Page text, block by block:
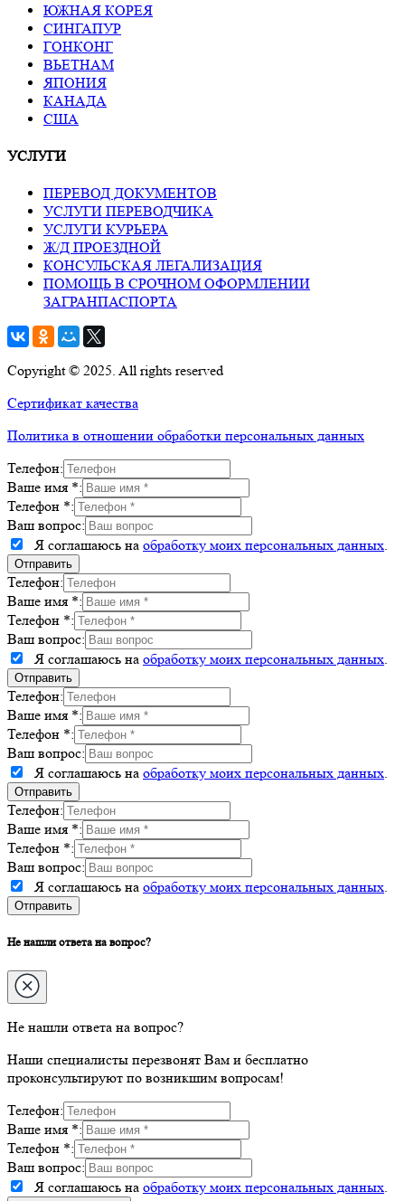
ЮЖНАЯ КОРЕЯ
СИНГАПУР
ГОНКОНГ
ВЬЕТНАМ
ЯПОНИЯ
КАНАДА
США
УСЛУГИ
ПЕРЕВОД ДОКУМЕНТОВ
УСЛУГИ ПЕРЕВОДЧИКА
УСЛУГИ КУРЬЕРА
Ж/Д ПРОЕЗДНОЙ
КОНСУЛЬСКАЯ ЛЕГАЛИЗАЦИЯ
ПОМОЩЬ В СРОЧНОМ ОФОРМЛЕНИИ
ЗАГРАНПАСПОРТА
Copyright © 2025. All rights reserved
Сертификат качества
Политика в отношении обработки персональных данных
Телефон:
Ваше имя *:
Телефон *:
Ваш вопрос:
Я соглашаюсь на обработку моих персональных данных.
Телефон:
Ваше имя *:
Телефон *:
Ваш вопрос:
Я соглашаюсь на обработку моих персональных данных.
Телефон:
Ваше имя *:
Телефон *:
Ваш вопрос:
Я соглашаюсь на обработку моих персональных данных.
Телефон:
Ваше имя *:
Телефон *:
Ваш вопрос:
Я соглашаюсь на обработку моих персональных данных.
Не нашли ответа на вопрос?
Не нашли ответа на вопрос?
Наши специалисты перезвонят Вам и бесплатно
проконсультируют по возникшим вопросам!
Телефон:
Ваше имя *:
Телефон *:
Ваш вопрос:
Я соглашаюсь на обработку моих персональных данных